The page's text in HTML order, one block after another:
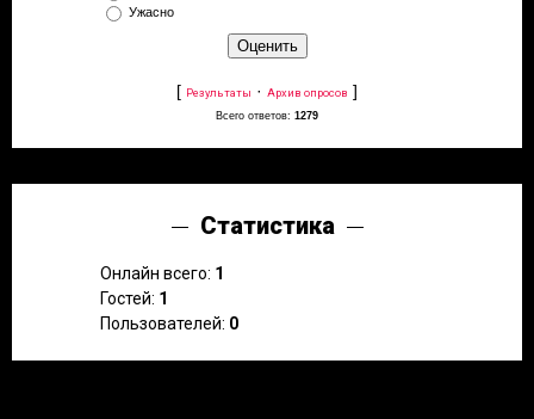
Ужасно
[ Результаты · Архив опросов ]
Всего ответов: 1279
Статистика
Онлайн всего: 1
Гостей: 1
Пользователей: 0